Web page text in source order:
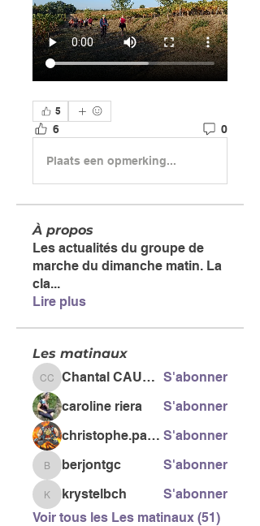
5
6 0
Plaats een opmerking...
À propos
Les actualités du groupe de
marche du dimanche matin. La
cla...
Lire plus
Les matinaux
Chantal CAUSSE Chantal CAUSSE S'abonner
caroline riera
S'abonner
christophe.pacific S'abonner
berjontgc
berjontgc S'abonner
krystelbch
krystelbch
S'abonner
Voir tous les Les matinaux (51)